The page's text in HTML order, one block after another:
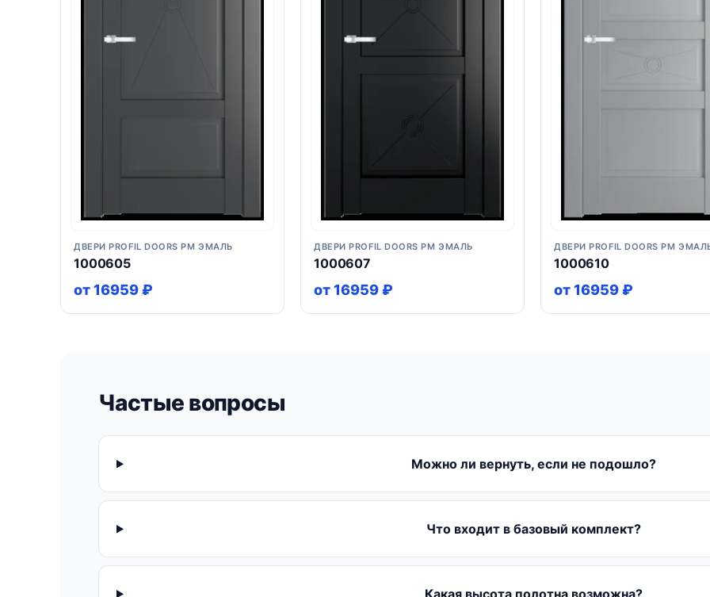
ДВЕРИ PROFIL DOORS PM ЭМАЛЬ
1000605
от 16959 ₽
ДВЕРИ PROFIL DOORS PM ЭМАЛЬ
1000607
от 16959 ₽
ДВЕРИ PROFIL DOORS PM
1000610
от 16959 ₽
Частые вопросы
Можно ли вернуть, если не подошло?
Что входит в базовый комплект?